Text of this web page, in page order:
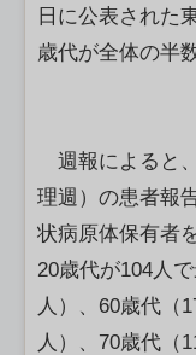
日に公表された
歳代が全体の半
週報によると
理週）の患者報
状病原体保有者
20歳代が104人
人）、60歳代（
人）、70歳代（